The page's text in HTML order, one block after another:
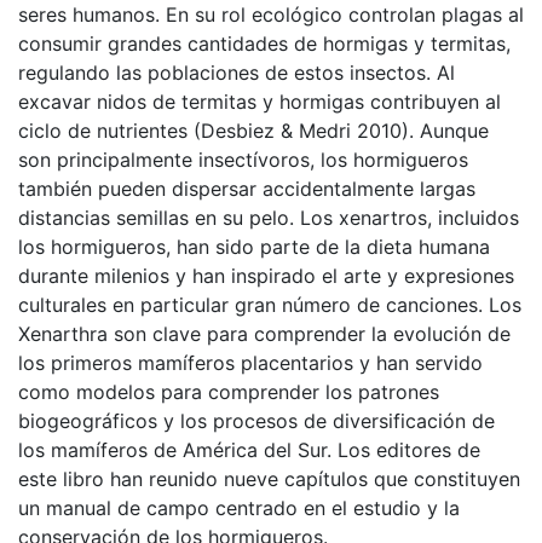
seres humanos. En su rol ecológico controlan plagas al
consumir grandes cantidades de hormigas y termitas,
regulando las poblaciones de estos insectos. Al
excavar nidos de termitas y hormigas contribuyen al
ciclo de nutrientes (Desbiez & Medri 2010). Aunque
son principalmente insectívoros, los hormigueros
también pueden dispersar accidentalmente largas
distancias semillas en su pelo. Los xenartros, incluidos
los hormigueros, han sido parte de la dieta humana
durante milenios y han inspirado el arte y expresiones
culturales en particular gran número de canciones. Los
Xenarthra son clave para comprender la evolución de
los primeros mamíferos placentarios y han servido
como modelos para comprender los patrones
biogeográficos y los procesos de diversificación de
los mamíferos de América del Sur. Los editores de
este libro han reunido nueve capítulos que constituyen
un manual de campo centrado en el estudio y la
conservación de los hormigueros.